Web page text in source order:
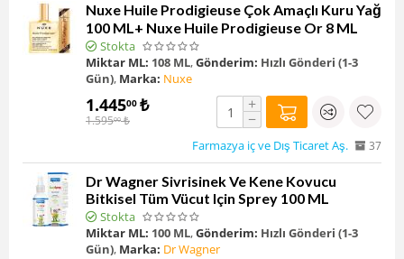
Nuxe Huile Prodigieuse Çok Amaçlı Kuru Yağ
100 ML+ Nuxe Huile Prodigieuse Or 8 ML
Stokta
Miktar ML: 108 ML,Gönderim: Hızlı Gönderi (1-3
Gün), Marka: Nuxe
1.44500 ₺
1.59500 ₺
+
−
Farmazya iç ve Dış Ticaret Aş. 37
Dr Wagner Sivrisinek Ve Kene Kovucu
Bitkisel Tüm Vücut Için Sprey 100 ML
Stokta
Miktar ML: 100 ML,Gönderim: Hızlı Gönderi (1-3
Gün), Marka: Dr Wagner